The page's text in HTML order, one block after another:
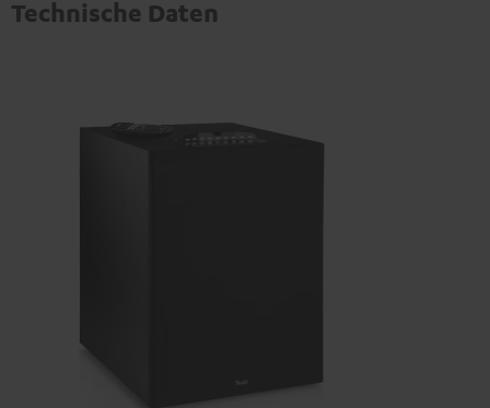
Technische Daten